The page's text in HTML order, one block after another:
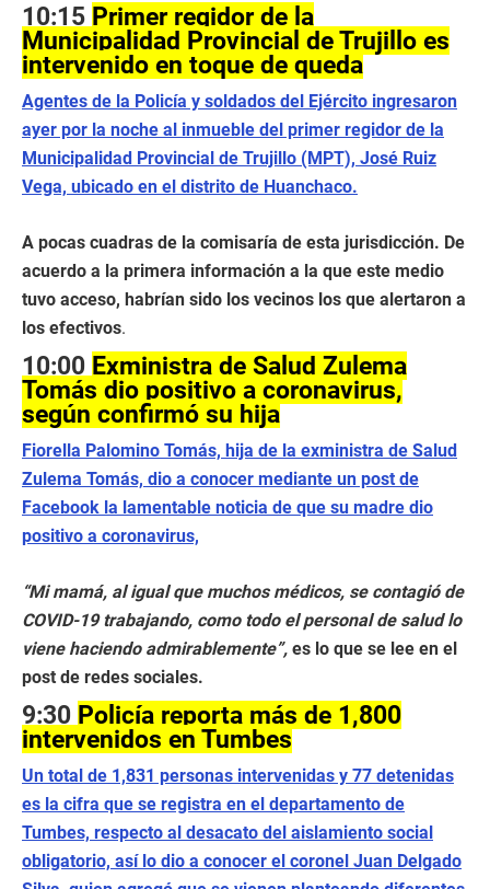
10:15 Primer regidor de la
Municipalidad Provincial de Trujillo es
intervenido en toque de queda
Agentes de la Policía y soldados del Ejército ingresaron
ayer por la noche al inmueble del primer regidor de la
Municipalidad Provincial de Trujillo (MPT), José Ruiz
Vega, ubicado en el distrito de Huanchaco.
A pocas cuadras de la comisaría de esta jurisdicción. De
acuerdo a la primera información a la que este medio
tuvo acceso, habrían sido los vecinos los que alertaron a
los efectivos.
10:00 Exministra de Salud Zulema
Tomás dio positivo a coronavirus,
según confirmó su hija
Fiorella Palomino Tomás, hija de la exministra de Salud
Zulema Tomás, dio a conocer mediante un post de
Facebook la lamentable noticia de que su madre dio
positivo a coronavirus,
“Mi mamá, al igual que muchos médicos, se contagió de
COVID-19 trabajando, como todo el personal de salud lo
viene haciendo admirablemente”, es lo que se lee en el
post de redes sociales.
9:30 Policía reporta más de 1,800
intervenidos en Tumbes
Un total de 1,831 personas intervenidas y 77 detenidas
es la cifra que se registra en el departamento de
Tumbes, respecto al desacato del aislamiento social
obligatorio, así lo dio a conocer el coronel Juan Delgado